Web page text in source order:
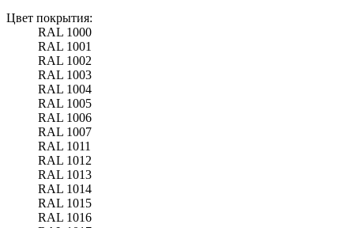
Цвет покрытия:
RAL 1000
RAL 1001
RAL 1002
RAL 1003
RAL 1004
RAL 1005
RAL 1006
RAL 1007
RAL 1011
RAL 1012
RAL 1013
RAL 1014
RAL 1015
RAL 1016